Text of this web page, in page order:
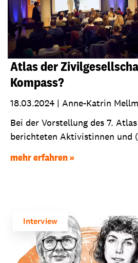
Atlas der
Kompass?
18.03.2024 | Anne-Katrin
Bei der Vorstellung des 7.
berichteten Aktivistinnen und
mehr erfahren
Interview